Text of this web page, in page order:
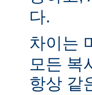
다.
차이는
모든 복
항상 같